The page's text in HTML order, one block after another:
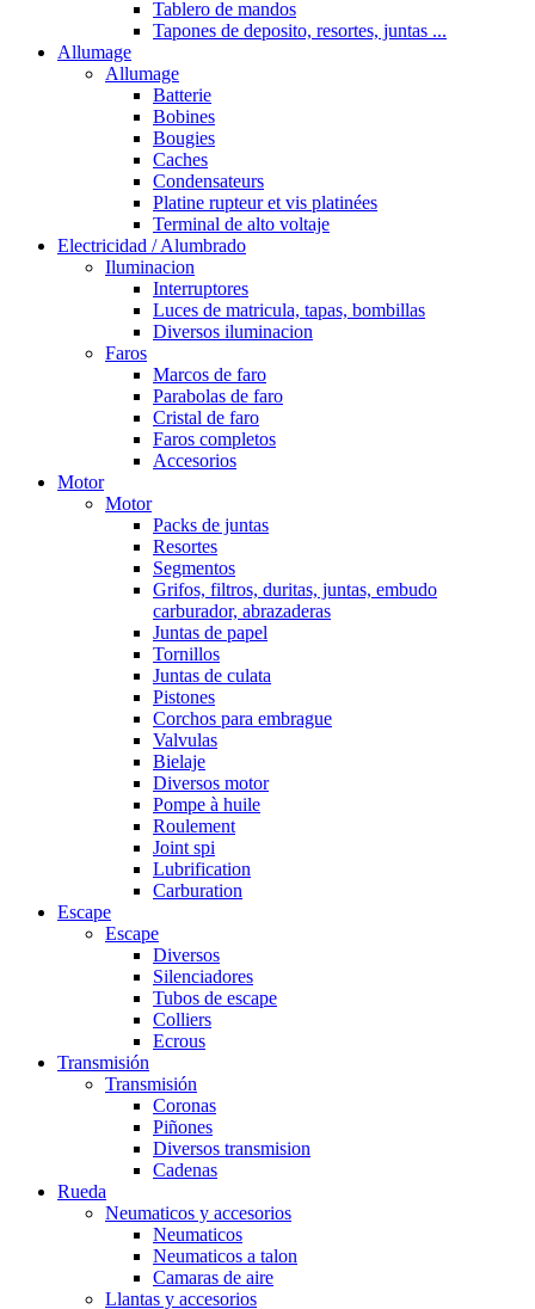
Tablero de mandos
Tapones de deposito, resortes, juntas ...
Allumage
Allumage
Batterie
Bobines
Bougies
Caches
Condensateurs
Platine rupteur et vis platinées
Terminal de alto voltaje
Electricidad / Alumbrado
Iluminacion
Interruptores
Luces de matricula, tapas, bombillas
Diversos iluminacion
Faros
Marcos de faro
Parabolas de faro
Cristal de faro
Faros completos
Accesorios
Motor
Motor
Packs de juntas
Resortes
Segmentos
Grifos, filtros, duritas, juntas, embudo
carburador, abrazaderas
Juntas de papel
Tornillos
Juntas de culata
Pistones
Corchos para embrague
Valvulas
Bielaje
Diversos motor
Pompe à huile
Roulement
Joint spi
Lubrification
Carburation
Escape
Escape
Diversos
Silenciadores
Tubos de escape
Colliers
Ecrous
Transmisión
Transmisión
Coronas
Piñones
Diversos transmision
Cadenas
Rueda
Neumaticos y accesorios
Neumaticos
Neumaticos a talon
Camaras de aire
Llantas y accesorios